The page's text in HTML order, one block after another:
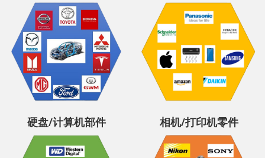
硬盘/计算机部件 相机/打印机零件